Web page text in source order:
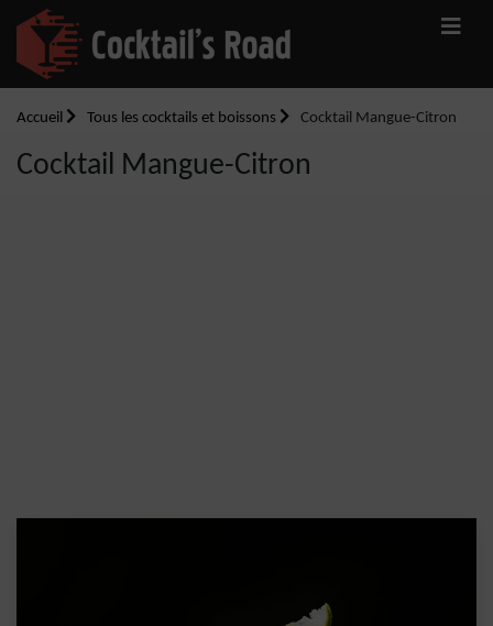
Accueil Tous les cocktails et boissons Cocktail Mangue-Citron
Cocktail Mangue-Citron